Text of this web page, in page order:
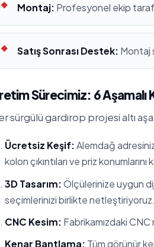
Montaj: Profesyonel ekip
Satış Sonrası Destek: Montaj
Sürecimiz: 6 Aşamalı
sürgülü gardırop projesi altı
Ücretsiz Keşif:Alemdağ
kolon çıkıntıları ve priz konumlarını
3D Tasarım:Ölçülerinize uygun
seçimlerinizi birlikte netleştiriyoruz.
CNC Kesim: Fabrikamızdaki
Kenar Bantlama: Tüm görünür